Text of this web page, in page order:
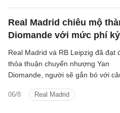
Real Madrid chiêu mộ
Diomande với mức phí
06/8 Real Madrid
Real Madrid và RB Leipzig đã đạt
thỏa thuận chuyển nhượng Yan
Diomande, người sẽ gắn bó với
ngày 30 tháng 6 năm 2033.